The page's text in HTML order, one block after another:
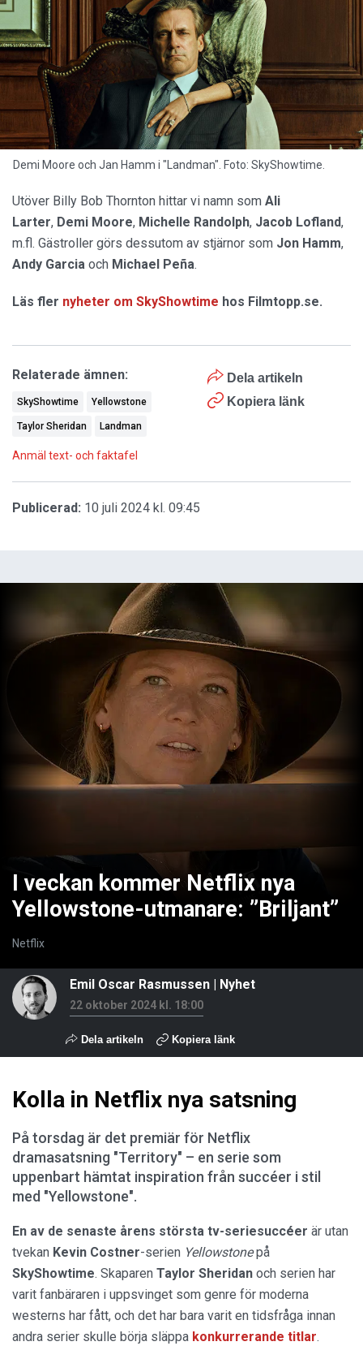
Demi Moore och Jan Hamm i "Landman". Foto: SkyShowtime.
Utöver Billy Bob Thornton hittar vi namn som Ali
Larter, Demi Moore, Michelle Randolph, Jacob Lofland,
m.fl. Gästroller görs dessutom av stjärnor som Jon Hamm,
Andy Garcia och Michael Peña.
Läs fler nyheter om SkyShowtime hos Filmtopp.se.
Dela artikeln
Kopiera länk
Relaterade ämnen:
SkyShowtime Yellowstone
Taylor Sheridan Landman
Anmäl text- och faktafel
Publicerad: 10 juli 2024 kl. 09:45
I veckan kommer Netflix nya
Yellowstone-utmanare: ”Briljant”
Netflix
Emil Oscar Rasmussen | Nyhet
22 oktober 2024 kl. 18:00
Dela artikeln Kopiera länk
Kolla in Netflix nya satsning
På torsdag är det premiär för Netflix
dramasatsning "Territory" – en serie som
uppenbart hämtat inspiration från succéer i stil
med "Yellowstone".
En av de senaste årens största tv-seriesuccéer är utan
tvekan Kevin Costner-serien Yellowstonepå
SkyShowtime. Skaparen Taylor Sheridan och serien har
varit fanbäraren i uppsvinget som genre för moderna
westerns har fått, och det har bara varit en tidsfråga innan
andra serier skulle börja släppa konkurrerande titlar.